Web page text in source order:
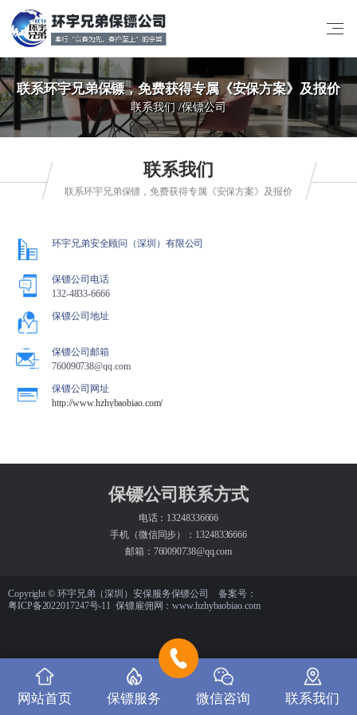
联系环宇兄弟保镖，免费获得专属《安保方案》及报价
联系我们 /保镖公司
联系我们
联系环宇兄弟保镖，免费获得专属《安保方案》及报价
环宇兄弟安全顾问（深圳）有限公司
保镖公司电话
132-4833-6666
保镖公司地址
保镖公司邮箱
760090738@qq.com
保镖公司网址
http://www.hzhybaobiao.com/
保镖公司联系方式
电话：13248336666
手机（微信同步）：13248336666
邮箱：760090738@qq.com
Copyright © 环宇兄弟（深圳）安保服务保镖公司 备案号：
粤ICP备2022017247号-11 保镖雇佣网：www.hzhybaobiao.com
网站首页 保镖服务 微信咨询 联系我们